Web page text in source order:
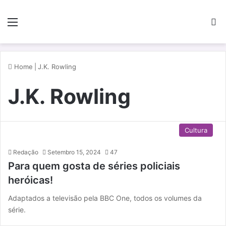
Home J.K. Rowling
J.K. Rowling
Cultura
Redação Setembro 15, 2024 47
Para quem gosta de séries policiais
heróicas!
Adaptados a televisão pela BBC One, todos os volumes da
série.